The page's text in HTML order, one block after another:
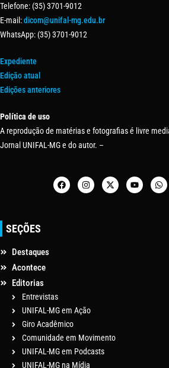
Telefone: (35) 3701-9012
E-mail:dicom@unifal-mg.edu.br
WhatsApp: (35) 3701-9012
Expediente
Edição atual
Edições anteriores
Política de uso
A reprodução de matérias e fotografias é livre
Jornal UNIFAL-MG e do autor. –
SEÇÕES
Destaques
Acontece
Editorias
Entrevistas
UNIFAL-MG em Ação
Giro Acadêmico
Comunidade em Movimento
UNIFAL-MG em Podcasts
UNIFAL-MG na Mídia